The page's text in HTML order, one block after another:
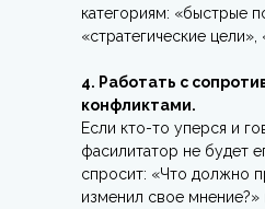
категориям: «быстрые
«стратегические цели»,
4. Работать с
конфликтами.
Если кто-то уперся и
фасилитатор не будет
спросит: «Что должно
изменил свое мнение?»